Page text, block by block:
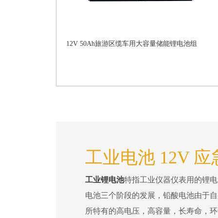
12V 50Ah旅游区缆车用大容量储能锂电池组
工业电池 12V 应
工业锂电池特指工业仪器仪表用的锂
电池三个阶段的发展，铅酸电池由于
所特有的高电压，高容量，长寿命，